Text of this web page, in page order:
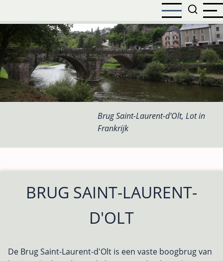
naar
de
inhoud
gaan
Brug Saint-Laurent-d'Olt, Lot in
Frankrijk
BRUG SAINT-LAURENT-
D'OLT
De Brug Saint-Laurent-d'Olt is een vaste boogbrug van